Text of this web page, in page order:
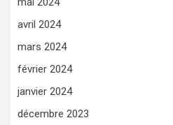
avril 2024
mars 2024
février 2024
janvier 2024
décembre 2023